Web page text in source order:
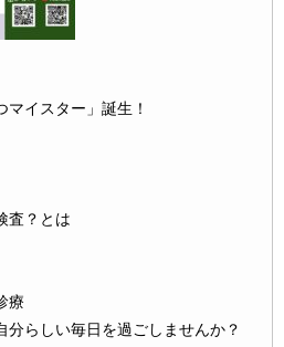
イスター」誕生！
査？とは
療
分らしい毎日を過ごしませんか？